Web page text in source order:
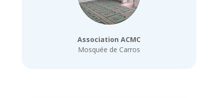
Association ACMC
Mosquée de Carros